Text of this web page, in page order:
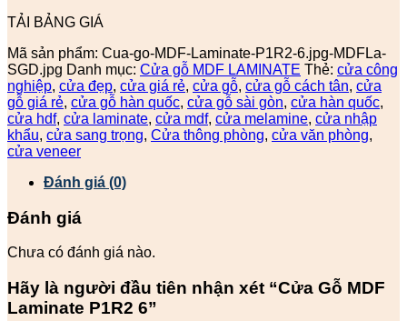
TẢI BẢNG GIÁ
Mã sản phẩm: Cua-go-MDF-Laminate-P1R2-6.jpg-MDFLa-
SGD.jpg Danh mục: Cửa gỗ MDF LAMINATE Thẻ: cửa công
nghiệp, cửa đẹp, cửa giá rẻ, cửa gỗ, cửa gỗ cách tân, cửa
gỗ giá rẻ, cửa gỗ hàn quốc, cửa gỗ sài gòn, cửa hàn quốc,
cửa hdf, cửa laminate, cửa mdf, cửa melamine, cửa nhập
khẩu, cửa sang trọng, Cửa thông phòng, cửa văn phòng,
cửa veneer
Đánh giá (0)
Đánh giá
Chưa có đánh giá nào.
Hãy là người đầu tiên nhận xét “Cửa Gỗ MDF
Laminate P1R2 6”